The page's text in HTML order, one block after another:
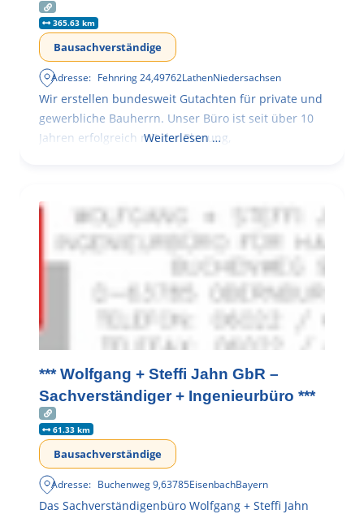
365.63 km
Bausachverständige
Adresse: Fehnring 24,49762LathenNiedersachsen
Wir erstellen bundesweit Gutachten für private und
gewerbliche Bauherrn. Unser Büro ist seit über 10
Jahren erfolgreich mit der Planung,
Weiterlesen …
*** Wolfgang + Steffi Jahn GbR –
Sachverständiger + Ingenieurbüro ***
61.33 km
Bausachverständige
Adresse: Buchenweg 9,63785EisenbachBayern
Das Sachverständigenbüro Wolfgang + Steffi Jahn